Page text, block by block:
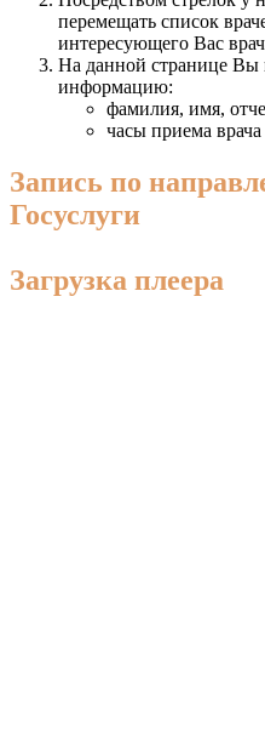
перемещать список
интересующего Вас
На данной странице
информацию:
фамилия, имя,
часы приема
Запись по
Госуслуги
Загрузка плеера